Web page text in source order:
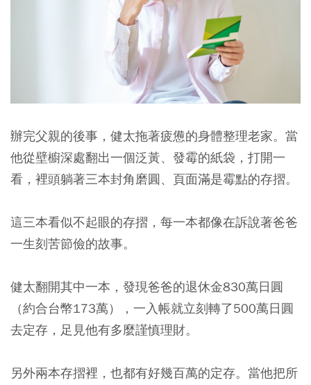
辦完父親的後事，健太拖著疲憊的身體整理老家。 當
他從壁櫥深處翻出一個泛黃、發霉的紙袋，打開一
看，裡頭躺著三本封角磨圓、頁面滿是霉點的存摺。
這三本看似不起眼的存摺，每一本都像在訴說著爸爸
一生刻苦節儉的故事。
健太翻開其中一本，發現爸爸的退休金830萬日圓
（約合台幣173萬），一入帳就立刻轉了500萬日圓
去定存，足見他有多麼謹慎理財。
另外兩本存摺裡，也都有好幾百萬的定存。當他把所